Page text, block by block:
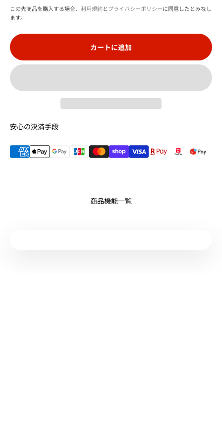
この先商品を購入する場合、 利用規約とプライバシーポリシーに同意したとみなし
ます。
カートに追加
安心の決済手段
商品機能一覧